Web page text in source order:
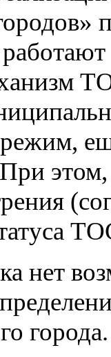
режим,
нет
города.